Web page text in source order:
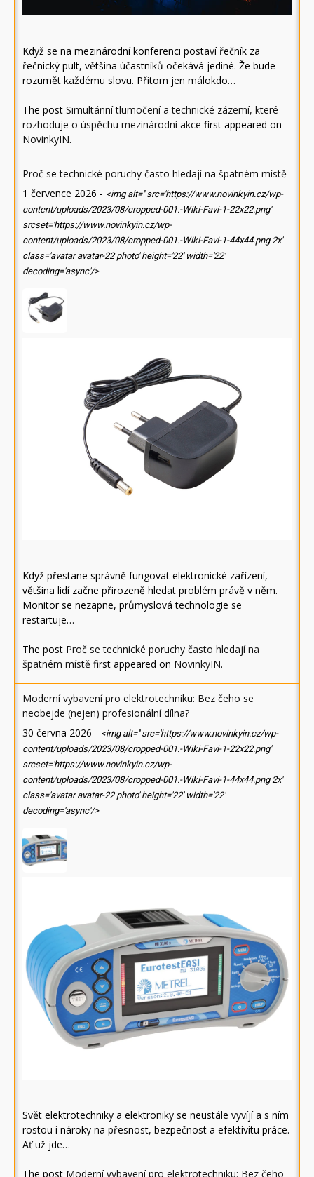
Když se na mezinárodní konferenci postaví řečník za
řečnický pult, většina účastníků očekává jediné. Že bude
rozumět každému slovu. Přitom jen málokdo…
The post Simultánní tlumočení a technické zázemí, které
rozhoduje o úspěchu mezinárodní akce first appeared on
NovinkyIN.
Proč se technické poruchy často hledají na špatném místě
1 července 2026 - <img alt='' src='https://www.novinkyin.cz/wp-
content/uploads/2023/08/cropped-001.-Wiki-Favi-1-22x22.png'
srcset='https://www.novinkyin.cz/wp-
content/uploads/2023/08/cropped-001.-Wiki-Favi-1-44x44.png 2x'
class='avatar avatar-22 photo' height='22' width='22'
decoding='async'/>
Když přestane správně fungovat elektronické zařízení,
většina lidí začne přirozeně hledat problém právě v něm.
Monitor se nezapne, průmyslová technologie se
restartuje…
The post Proč se technické poruchy často hledají na
špatném místě first appeared on NovinkyIN.
Moderní vybavení pro elektrotechniku: Bez čeho se
neobejde (nejen) profesionální dílna?
30 června 2026 - <img alt='' src='https://www.novinkyin.cz/wp-
content/uploads/2023/08/cropped-001.-Wiki-Favi-1-22x22.png'
srcset='https://www.novinkyin.cz/wp-
content/uploads/2023/08/cropped-001.-Wiki-Favi-1-44x44.png 2x'
class='avatar avatar-22 photo' height='22' width='22'
decoding='async'/>
Svět elektrotechniky a elektroniky se neustále vyvíjí a s ním
rostou i nároky na přesnost, bezpečnost a efektivitu práce.
Ať už jde…
The post Moderní vybavení pro elektrotechniku: Bez čeho